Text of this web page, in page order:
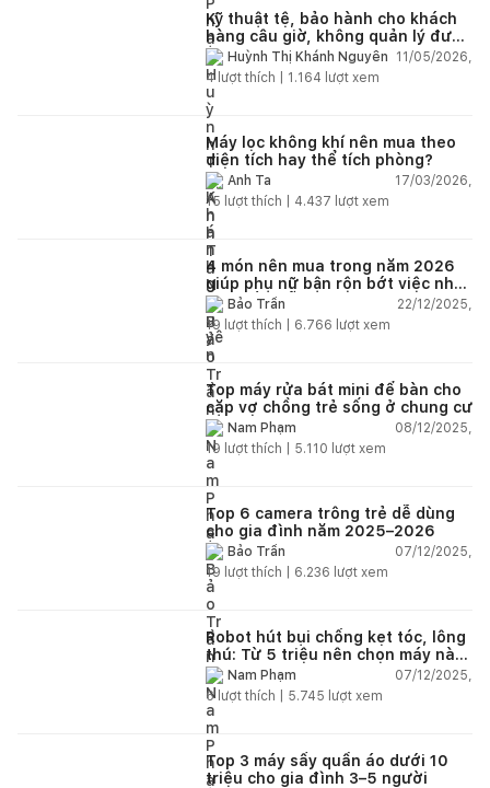
Kỹ thuật tệ, bảo hành cho khách
hàng câu giờ, không quản lý được
nhân viên xây dựng của mình,
điện nhẹ, điện nước, tường quá
kém. Luôn đổ lỗi cho nhân viên.
Bảo hành quá tệ, tôi phải đợi rất
lâu mới dc bảo hành, liên hệ để
được bảo hành thì bơ khách
Huỳnh Thị Khánh Nguyên
11/05/2026,
4lượt thích | 1.164 lượt xem
Máy lọc không khí nên mua theo
diện tích hay thể tích phòng?
Anh Ta
17/03/2026,
15 lượt thích | 4.437 lượt xem
4 món nên mua trong năm 2026
giúp phụ nữ bận rộn bớt việc nhà,
nhẹ đầu mỗi ngày
Bảo Trần
22/12/2025,
19 lượt thích | 6.766 lượt xem
Top máy rửa bát mini để bàn cho
cặp vợ chồng trẻ sống ở chung cư
Nam Phạm
08/12/2025,
19 lượt thích | 5.110 lượt xem
Top 6 camera trông trẻ dễ dùng
cho gia đình năm 2025–2026
Bảo Trần
07/12/2025,
19 lượt thích | 6.236 lượt xem
Robot hút bụi chống kẹt tóc, lông
thú: Từ 5 triệu nên chọn máy nào
năm 2025–2026?
Nam Phạm
07/12/2025,
6lượt thích | 5.745 lượt xem
Top 3 máy sấy quần áo dưới 10
triệu cho gia đình 3–5 người